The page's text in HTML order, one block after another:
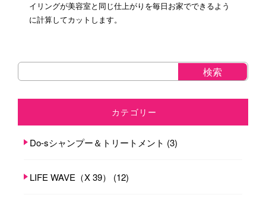
イリングが美容室と同じ仕上がりを毎日お家でできるよう
に計算してカットします。
カテゴリー
Do-sシャンプー＆トリートメント (3)
LIFE WAVE（X 39） (12)